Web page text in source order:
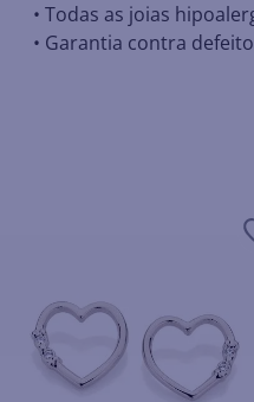
• Todas as joias
• Garantia contra defeito